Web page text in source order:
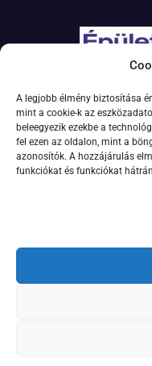
A legjobb élmény biztosítása
mint a cookie-k az
beleegyezik ezekbe a
fel ezen az oldalon, mint a
azonosítók. A hozzájárulás
funkciókat és funkciókat
Adatkezelési szabályzat
Jogi nyilatkozat
Kapcsolat
Impresszum